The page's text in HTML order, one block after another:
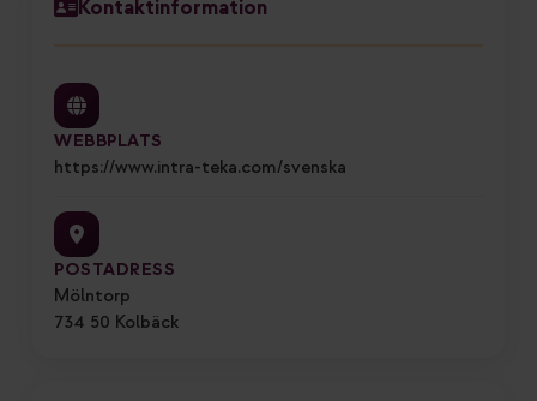
Kontaktinformation
WEBBPLATS
https://www.intra-teka.com/svenska
POSTADRESS
Mölntorp
734 50 Kolbäck